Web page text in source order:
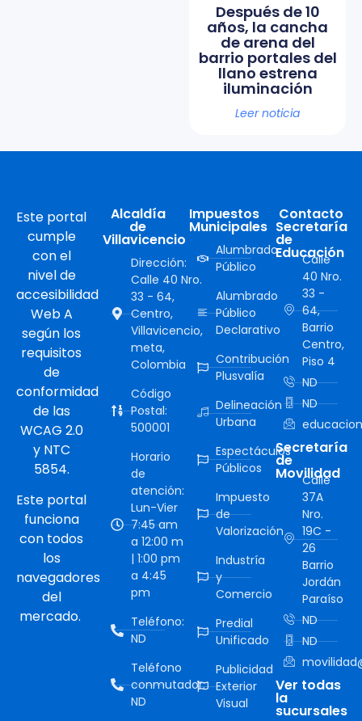
Después de 10
años, la cancha
de arena del
barrio portales del
llano estrena
iluminación
Leer noticia
Este portal
cumple
con el
nivel de
accesibilidad
Web A
según los
requisitos
de
conformidad
de las
WCAG 2.0
y NTC
5854.
Este portal
funciona
con todos
los
navegadores
del
mercado.
Alcaldía
de
Villavicencio
Dirección:
Calle 40 Nro.
33 - 64,
Centro,
Villavicencio,
meta,
Colombia
Código
Postal:
500001
Horario
de
atención:
Lun-Vier
7:45 am
a 12:00 m
| 1:00 pm
a 4:45
pm
Teléfono:
ND
Teléfono
conmutador:
ND
Impuestos
Municipales
Alumbrado
Público
Alumbrado
Público
Declarativo
Contribución
Plusvalía
Delineación
Urbana
Espectáculos
Públicos
Impuesto
de
Valorización
Industría
y
Comercio
Predial
Unificado
Publicidad
Exterior
Visual
Contacto
Secretaría
de
Educación
Calle
40 Nro.
33 -
64,
Barrio
Centro,
Piso 4
ND
ND
Secretaría
de
Movilidad
Calle
37A
Nro.
19C -
26
Barrio
Jordán
Paraíso
ND
ND
Ver todas
la
sucursales